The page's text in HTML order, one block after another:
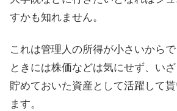
すかも知れません。
これは管理人の所得が小さいから
ときには株価などは気にせず、い
貯めておいた資産として活躍して
ます。